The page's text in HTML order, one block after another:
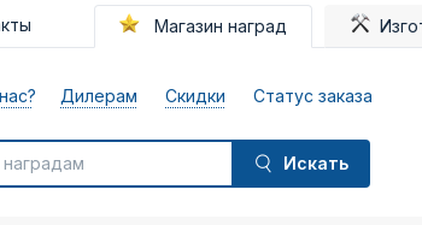
Магазин наград
Дилерам Скидки Статус заказа
Искать